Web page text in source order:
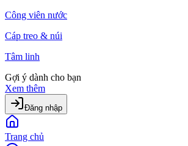
Công viên nước
Cáp treo & núi
Tâm linh
Gợi ý dành cho bạn
Xem thêm
Đăng nhập
Trang chủ